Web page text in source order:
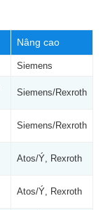
Nâng cao
Siemens
Siemens/Rexroth
Siemens/Rexroth
Atos/Ý, Rexroth
Atos/Ý, Rexroth